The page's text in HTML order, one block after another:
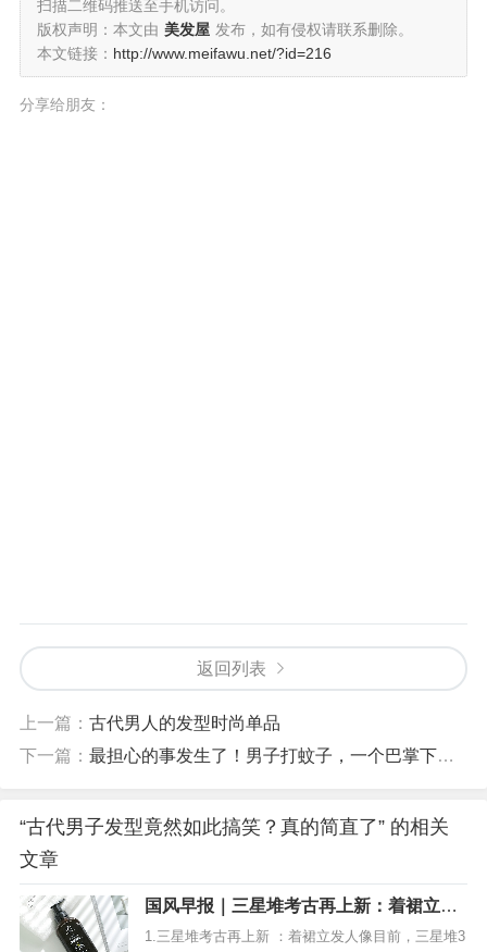
扫描二维码推送至手机访问。
版权声明：本文由 美发屋 发布，如有侵权请联系删除。
本文链接： http://www.meifawu.net/?id=216
分享给朋友：
返回列表
上一篇： 古代男人的发型时尚单品
下一篇： 最担心的事发生了！男子打蚊子，一个巴掌下去…
“古代男子发型竟然如此搞笑？真的简直了” 的相关
文章
国风早报｜三星堆考古再上新：着裙立发
人像
1.三星堆考古再上新 ：着裙立发人像目前，三星堆3